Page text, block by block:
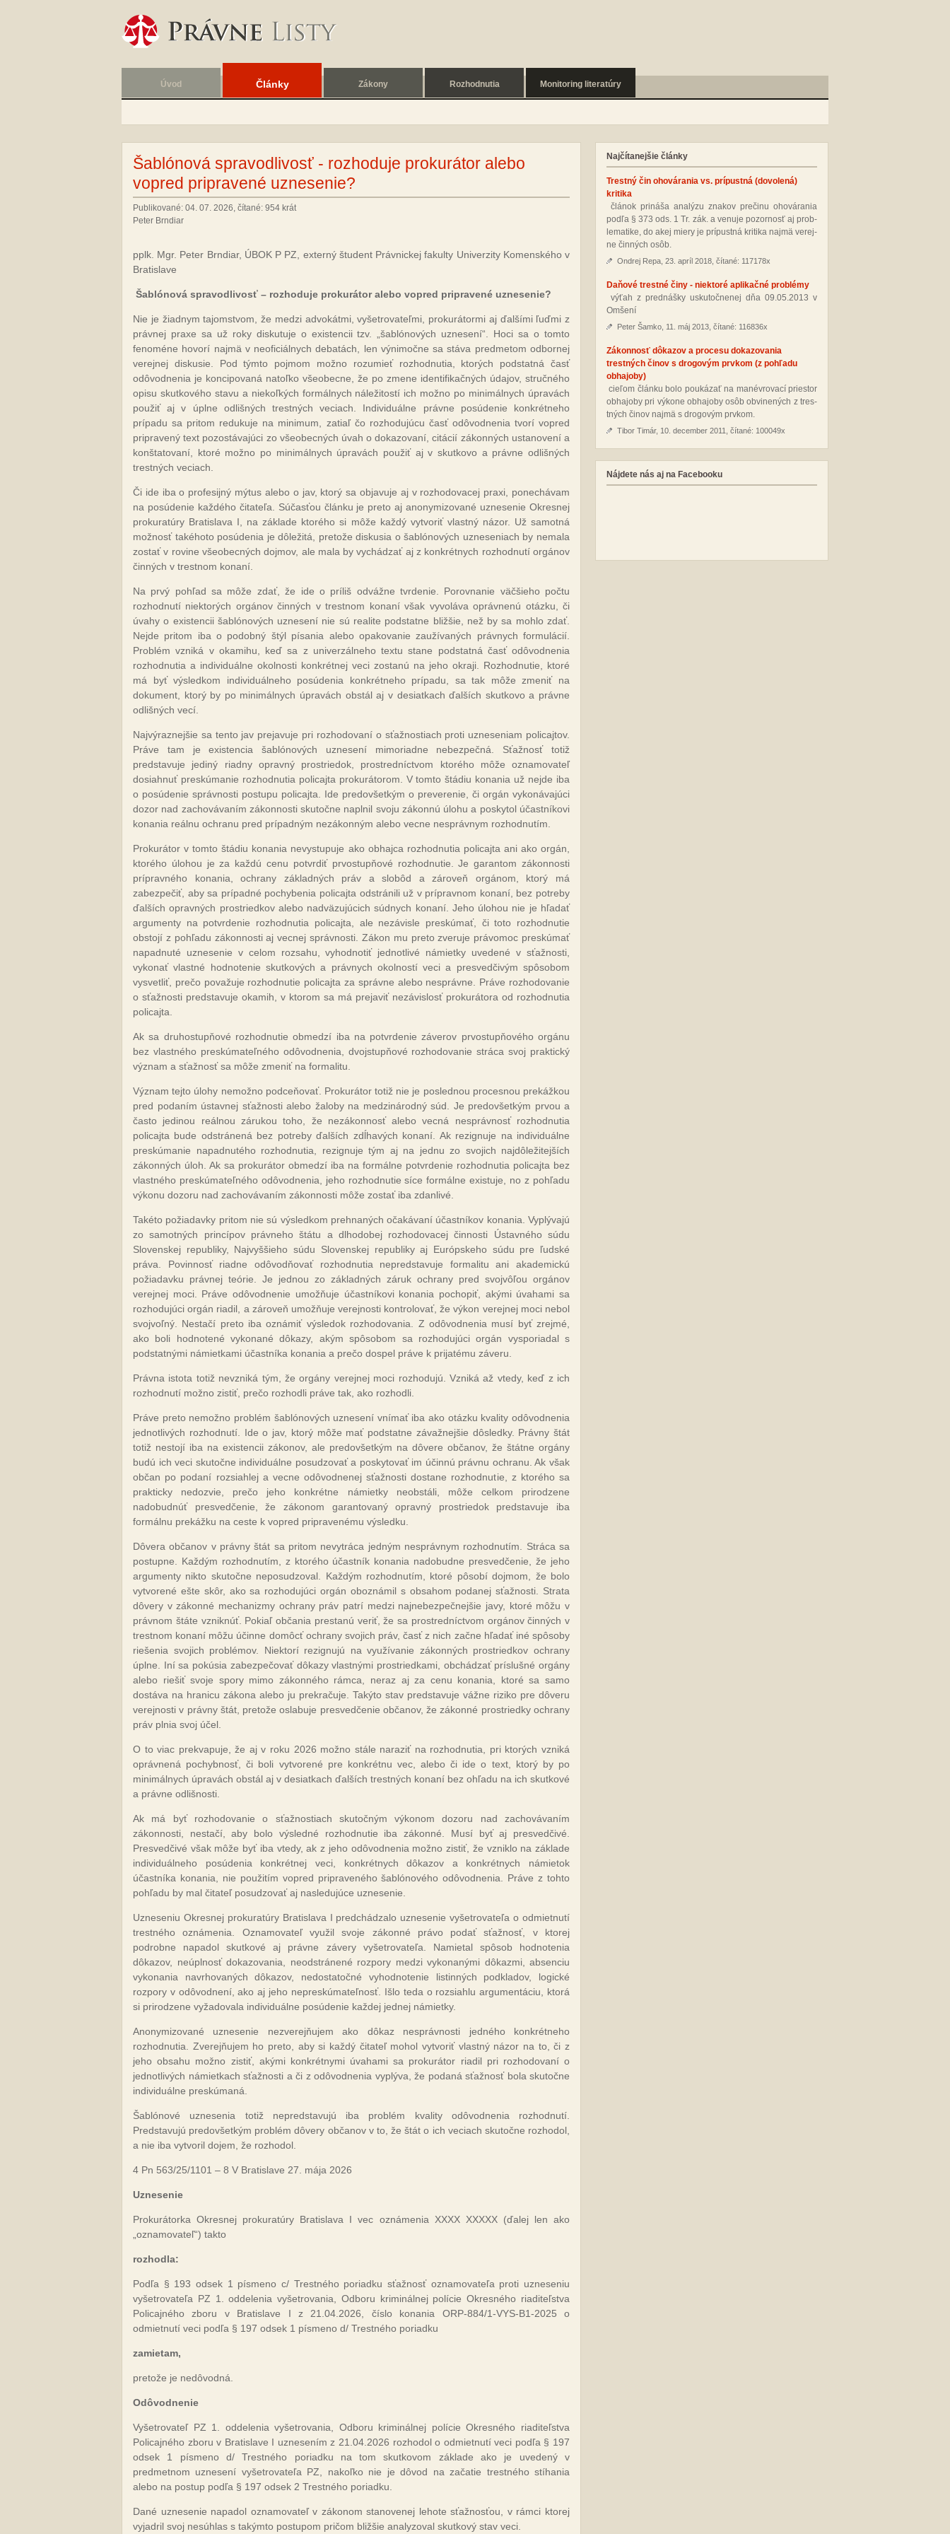
Úvod Články Zákony Rozhodnutia Monitoring literatúry
Šablónová spravodlivosť - rozhoduje prokurátor alebo
vopred pripravené uznesenie?
Publikované: 04. 07. 2026, čítané: 954 krát
Peter Brndiar
pplk. Mgr. Peter Brndiar, ÚBOK P PZ, externý študent Právnickej fakulty Univerzity Komenského v
Bratislave
Šablónová spravodlivosť – rozhoduje prokurátor alebo vopred pripravené uznesenie?
Nie je žiadnym tajomstvom, že medzi advokátmi, vyšetrovateľmi, prokurátormi aj ďalšími ľuďmi z
právnej praxe sa už roky diskutuje o existencii tzv. „šablónových uznesení“. Hoci sa o tomto
fenoméne hovorí najmä v neoficiálnych debatách, len výnimočne sa stáva predmetom odbornej
verejnej diskusie. Pod týmto pojmom možno rozumieť rozhodnutia, ktorých podstatná časť
odôvodnenia je koncipovaná natoľko všeobecne, že po zmene identifikačných údajov, stručného
opisu skutkového stavu a niekoľkých formálnych náležitostí ich možno po minimálnych úpravách
použiť aj v úplne odlišných trestných veciach. Individuálne právne posúdenie konkrétneho
prípadu sa pritom redukuje na minimum, zatiaľ čo rozhodujúcu časť odôvodnenia tvorí vopred
pripravený text pozostávajúci zo všeobecných úvah o dokazovaní, citácií zákonných ustanovení a
konštatovaní, ktoré možno po minimálnych úpravách použiť aj v skutkovo a právne odlišných
trestných veciach.
Či ide iba o profesijný mýtus alebo o jav, ktorý sa objavuje aj v rozhodovacej praxi, ponechávam
na posúdenie každého čitateľa. Súčasťou článku je preto aj anonymizované uznesenie Okresnej
prokuratúry Bratislava I, na základe ktorého si môže každý vytvoriť vlastný názor. Už samotná
možnosť takéhoto posúdenia je dôležitá, pretože diskusia o šablónových uzneseniach by nemala
zostať v rovine všeobecných dojmov, ale mala by vychádzať aj z konkrétnych rozhodnutí orgánov
činných v trestnom konaní.
Na prvý pohľad sa môže zdať, že ide o príliš odvážne tvrdenie. Porovnanie väčšieho počtu
rozhodnutí niektorých orgánov činných v trestnom konaní však vyvoláva oprávnenú otázku, či
úvahy o existencii šablónových uznesení nie sú realite podstatne bližšie, než by sa mohlo zdať.
Nejde pritom iba o podobný štýl písania alebo opakovanie zaužívaných právnych formulácií.
Problém vzniká v okamihu, keď sa z univerzálneho textu stane podstatná časť odôvodnenia
rozhodnutia a individuálne okolnosti konkrétnej veci zostanú na jeho okraji. Rozhodnutie, ktoré
má byť výsledkom individuálneho posúdenia konkrétneho prípadu, sa tak môže zmeniť na
dokument, ktorý by po minimálnych úpravách obstál aj v desiatkach ďalších skutkovo a právne
odlišných vecí.
Najvýraznejšie sa tento jav prejavuje pri rozhodovaní o sťažnostiach proti uzneseniam policajtov.
Práve tam je existencia šablónových uznesení mimoriadne nebezpečná. Sťažnosť totiž
predstavuje jediný riadny opravný prostriedok, prostredníctvom ktorého môže oznamovateľ
dosiahnuť preskúmanie rozhodnutia policajta prokurátorom. V tomto štádiu konania už nejde iba
o posúdenie správnosti postupu policajta. Ide predovšetkým o preverenie, či orgán vykonávajúci
dozor nad zachovávaním zákonnosti skutočne naplnil svoju zákonnú úlohu a poskytol účastníkovi
konania reálnu ochranu pred prípadným nezákonným alebo vecne nesprávnym rozhodnutím.
Prokurátor v tomto štádiu konania nevystupuje ako obhajca rozhodnutia policajta ani ako orgán,
ktorého úlohou je za každú cenu potvrdiť prvostupňové rozhodnutie. Je garantom zákonnosti
prípravného konania, ochrany základných práv a slobôd a zároveň orgánom, ktorý má
zabezpečiť, aby sa prípadné pochybenia policajta odstránili už v prípravnom konaní, bez potreby
ďalších opravných prostriedkov alebo nadväzujúcich súdnych konaní. Jeho úlohou nie je hľadať
argumenty na potvrdenie rozhodnutia policajta, ale nezávisle preskúmať, či toto rozhodnutie
obstojí z pohľadu zákonnosti aj vecnej správnosti. Zákon mu preto zveruje právomoc preskúmať
napadnuté uznesenie v celom rozsahu, vyhodnotiť jednotlivé námietky uvedené v sťažnosti,
vykonať vlastné hodnotenie skutkových a právnych okolností veci a presvedčivým spôsobom
vysvetliť, prečo považuje rozhodnutie policajta za správne alebo nesprávne. Práve rozhodovanie
o sťažnosti predstavuje okamih, v ktorom sa má prejaviť nezávislosť prokurátora od rozhodnutia
policajta.
Ak sa druhostupňové rozhodnutie obmedzí iba na potvrdenie záverov prvostupňového orgánu
bez vlastného preskúmateľného odôvodnenia, dvojstupňové rozhodovanie stráca svoj praktický
význam a sťažnosť sa môže zmeniť na formalitu.
Význam tejto úlohy nemožno podceňovať. Prokurátor totiž nie je poslednou procesnou prekážkou
pred podaním ústavnej sťažnosti alebo žaloby na medzinárodný súd. Je predovšetkým prvou a
často jedinou reálnou zárukou toho, že nezákonnosť alebo vecná nesprávnosť rozhodnutia
policajta bude odstránená bez potreby ďalších zdĺhavých konaní. Ak rezignuje na individuálne
preskúmanie napadnutého rozhodnutia, rezignuje tým aj na jednu zo svojich najdôležitejších
zákonných úloh. Ak sa prokurátor obmedzí iba na formálne potvrdenie rozhodnutia policajta bez
vlastného preskúmateľného odôvodnenia, jeho rozhodnutie síce formálne existuje, no z pohľadu
výkonu dozoru nad zachovávaním zákonnosti môže zostať iba zdanlivé.
Takéto požiadavky pritom nie sú výsledkom prehnaných očakávaní účastníkov konania. Vyplývajú
zo samotných princípov právneho štátu a dlhodobej rozhodovacej činnosti Ústavného súdu
Slovenskej republiky, Najvyššieho súdu Slovenskej republiky aj Európskeho súdu pre ľudské
práva. Povinnosť riadne odôvodňovať rozhodnutia nepredstavuje formalitu ani akademickú
požiadavku právnej teórie. Je jednou zo základných záruk ochrany pred svojvôľou orgánov
verejnej moci. Práve odôvodnenie umožňuje účastníkovi konania pochopiť, akými úvahami sa
rozhodujúci orgán riadil, a zároveň umožňuje verejnosti kontrolovať, že výkon verejnej moci nebol
svojvoľný. Nestačí preto iba oznámiť výsledok rozhodovania. Z odôvodnenia musí byť zrejmé,
ako boli hodnotené vykonané dôkazy, akým spôsobom sa rozhodujúci orgán vysporiadal s
podstatnými námietkami účastníka konania a prečo dospel práve k prijatému záveru.
Právna istota totiž nevzniká tým, že orgány verejnej moci rozhodujú. Vzniká až vtedy, keď z ich
rozhodnutí možno zistiť, prečo rozhodli práve tak, ako rozhodli.
Práve preto nemožno problém šablónových uznesení vnímať iba ako otázku kvality odôvodnenia
jednotlivých rozhodnutí. Ide o jav, ktorý môže mať podstatne závažnejšie dôsledky. Právny štát
totiž nestojí iba na existencii zákonov, ale predovšetkým na dôvere občanov, že štátne orgány
budú ich veci skutočne individuálne posudzovať a poskytovať im účinnú právnu ochranu. Ak však
občan po podaní rozsiahlej a vecne odôvodnenej sťažnosti dostane rozhodnutie, z ktorého sa
prakticky nedozvie, prečo jeho konkrétne námietky neobstáli, môže celkom prirodzene
nadobudnúť presvedčenie, že zákonom garantovaný opravný prostriedok predstavuje iba
formálnu prekážku na ceste k vopred pripravenému výsledku.
Dôvera občanov v právny štát sa pritom nevytráca jedným nesprávnym rozhodnutím. Stráca sa
postupne. Každým rozhodnutím, z ktorého účastník konania nadobudne presvedčenie, že jeho
argumenty nikto skutočne neposudzoval. Každým rozhodnutím, ktoré pôsobí dojmom, že bolo
vytvorené ešte skôr, ako sa rozhodujúci orgán oboznámil s obsahom podanej sťažnosti. Strata
dôvery v zákonné mechanizmy ochrany práv patrí medzi najnebezpečnejšie javy, ktoré môžu v
právnom štáte vzniknúť. Pokiaľ občania prestanú veriť, že sa prostredníctvom orgánov činných v
trestnom konaní môžu účinne domôcť ochrany svojich práv, časť z nich začne hľadať iné spôsoby
riešenia svojich problémov. Niektorí rezignujú na využívanie zákonných prostriedkov ochrany
úplne. Iní sa pokúsia zabezpečovať dôkazy vlastnými prostriedkami, obchádzať príslušné orgány
alebo riešiť svoje spory mimo zákonného rámca, neraz aj za cenu konania, ktoré sa samo
dostáva na hranicu zákona alebo ju prekračuje. Takýto stav predstavuje vážne riziko pre dôveru
verejnosti v právny štát, pretože oslabuje presvedčenie občanov, že zákonné prostriedky ochrany
práv plnia svoj účel.
O to viac prekvapuje, že aj v roku 2026 možno stále naraziť na rozhodnutia, pri ktorých vzniká
oprávnená pochybnosť, či boli vytvorené pre konkrétnu vec, alebo či ide o text, ktorý by po
minimálnych úpravách obstál aj v desiatkach ďalších trestných konaní bez ohľadu na ich skutkové
a právne odlišnosti.
Ak má byť rozhodovanie o sťažnostiach skutočným výkonom dozoru nad zachovávaním
zákonnosti, nestačí, aby bolo výsledné rozhodnutie iba zákonné. Musí byť aj presvedčivé.
Presvedčivé však môže byť iba vtedy, ak z jeho odôvodnenia možno zistiť, že vzniklo na základe
individuálneho posúdenia konkrétnej veci, konkrétnych dôkazov a konkrétnych námietok
účastníka konania, nie použitím vopred pripraveného šablónového odôvodnenia. Práve z tohto
pohľadu by mal čitateľ posudzovať aj nasledujúce uznesenie.
Uzneseniu Okresnej prokuratúry Bratislava I predchádzalo uznesenie vyšetrovateľa o odmietnutí
trestného oznámenia. Oznamovateľ využil svoje zákonné právo podať sťažnosť, v ktorej
podrobne napadol skutkové aj právne závery vyšetrovateľa. Namietal spôsob hodnotenia
dôkazov, neúplnosť dokazovania, neodstránené rozpory medzi vykonanými dôkazmi, absenciu
vykonania navrhovaných dôkazov, nedostatočné vyhodnotenie listinných podkladov, logické
rozpory v odôvodnení, ako aj jeho nepreskúmateľnosť. Išlo teda o rozsiahlu argumentáciu, ktorá
si prirodzene vyžadovala individuálne posúdenie každej jednej námietky.
Anonymizované uznesenie nezverejňujem ako dôkaz nesprávnosti jedného konkrétneho
rozhodnutia. Zverejňujem ho preto, aby si každý čitateľ mohol vytvoriť vlastný názor na to, či z
jeho obsahu možno zistiť, akými konkrétnymi úvahami sa prokurátor riadil pri rozhodovaní o
jednotlivých námietkach sťažnosti a či z odôvodnenia vyplýva, že podaná sťažnosť bola skutočne
individuálne preskúmaná.
Šablónové uznesenia totiž nepredstavujú iba problém kvality odôvodnenia rozhodnutí.
Predstavujú predovšetkým problém dôvery občanov v to, že štát o ich veciach skutočne rozhodol,
a nie iba vytvoril dojem, že rozhodol.
4 Pn 563/25/1101 – 8 V Bratislave 27. mája 2026
Uznesenie
Prokurátorka Okresnej prokuratúry Bratislava I vec oznámenia XXXX XXXXX (ďalej len ako
„oznamovateľ“) takto
rozhodla:
Podľa § 193 odsek 1 písmeno c/ Trestného poriadku sťažnosť oznamovateľa proti uzneseniu
vyšetrovateľa PZ 1. oddelenia vyšetrovania, Odboru kriminálnej polície Okresného riaditeľstva
Policajného zboru v Bratislave I z 21.04.2026, číslo konania ORP-884/1-VYS-B1-2025 o
odmietnutí veci podľa § 197 odsek 1 písmeno d/ Trestného poriadku
zamietam,
pretože je nedôvodná.
Odôvodnenie
Vyšetrovateľ PZ 1. oddelenia vyšetrovania, Odboru kriminálnej polície Okresného riaditeľstva
Policajného zboru v Bratislave I uznesením z 21.04.2026 rozhodol o odmietnutí veci podľa § 197
odsek 1 písmeno d/ Trestného poriadku na tom skutkovom základe ako je uvedený v
predmetnom uznesení vyšetrovateľa PZ, nakoľko nie je dôvod na začatie trestného stíhania
alebo na postup podľa § 197 odsek 2 Trestného poriadku.
Dané uznesenie napadol oznamovateľ v zákonom stanovenej lehote sťažnosťou, v rámci ktorej
vyjadril svoj nesúhlas s takýmto postupom pričom bližšie analyzoval skutkový stav veci.
Najčítanejšie články
Trestný čin ohovárania vs. prípustná (dovolená)
kritika
člá­nok pri­ná­ša ana­lý­zu zna­kov pre­či­nu oho­vá­ra­nia
pod­ľa § 373 ods. 1 Tr. zák. a ve­nu­je po­zor­nosť aj prob­
le­ma­ti­ke, do akej mie­ry je prí­pus­tná kri­ti­ka naj­mä ve­rej­
ne čin­ných osôb.
Ondrej Repa, 23. apríl 2018, čítané: 117178x
Daňové trestné činy - niektoré aplikačné problémy
vý­ťah z pred­náš­ky us­ku­toč­ne­nej dňa 09.05.2013 v
Om­še­ní
Peter Šamko, 11. máj 2013, čítané: 116836x
Zákonnosť dôkazov a procesu dokazovania
trestných činov s drogovým prvkom (z pohľadu
obhajoby)
cie­ľom člán­ku bo­lo pou­ká­zať na ma­név­ro­va­cí pries­tor
ob­ha­jo­by pri vý­ko­ne ob­ha­jo­by osôb ob­vi­ne­ných z tres­
tných či­nov naj­mä s dro­go­vým pr­vkom.
Tibor Timár, 10. december 2011, čítané: 100049x
Nájdete nás aj na Facebooku